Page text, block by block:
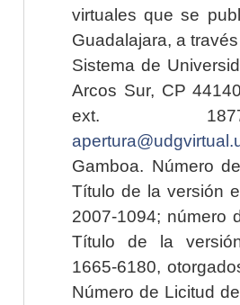
virtuales que se
Guadalajara, a
Sistema de
Arcos Sur, CP
ext.
Gamboa. Número
Título de la versión
2007-1094; número
Título de la versión
1665-6180,
Número de Licitud